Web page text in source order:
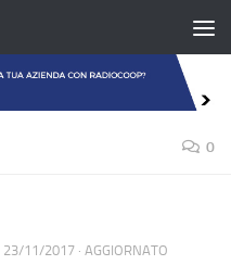
0
23/11/2017 · AGGIORNATO